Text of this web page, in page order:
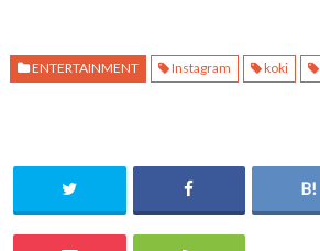
ENTERTAINMENT Instagram koki